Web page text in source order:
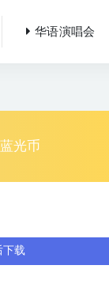
华语演唱会
蓝光币
下载